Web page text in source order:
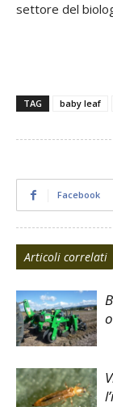
settore del
TAG baby leaf
Facebook
Articoli correlati